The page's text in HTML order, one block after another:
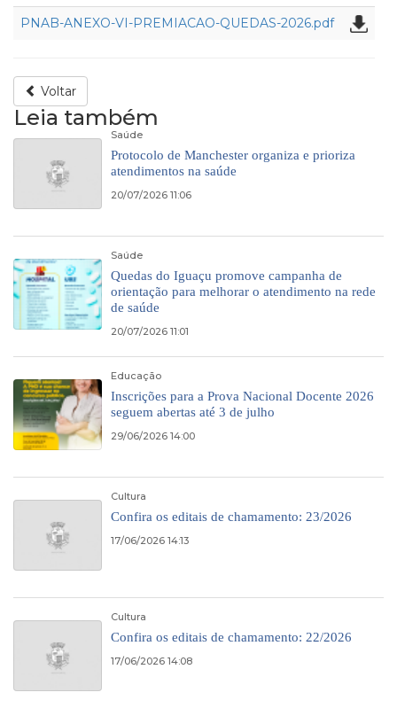
PNAB-ANEXO-VI-PREMIACAO-QUEDAS-2026.pdf
Voltar
Leia também
Saúde
Protocolo de Manchester organiza e prioriza
atendimentos na saúde
20/07/2026 11:06
Saúde
Quedas do Iguaçu promove campanha de
orientação para melhorar o atendimento na rede
de saúde
20/07/2026 11:01
Educação
Inscrições para a Prova Nacional Docente 2026
seguem abertas até 3 de julho
29/06/2026 14:00
Cultura
Confira os editais de chamamento: 23/2026
17/06/2026 14:13
Cultura
Confira os editais de chamamento: 22/2026
17/06/2026 14:08